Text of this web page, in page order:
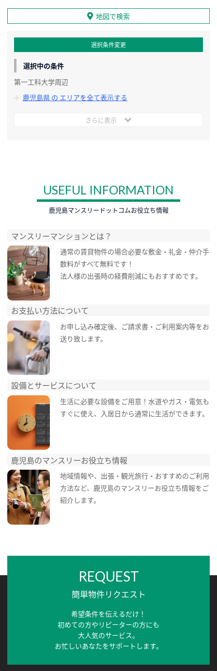
地図で検索
選択条件変更
選択中の条件
第一工科大学周辺
鹿児島県 の エリアを全て表示する
さらに表示
USEFUL INFORMATION
鹿児島マンスリードットコムお役立ち情報
マンスリーマンションとは？
通常の賃貸物件の場合必要な敷金・礼金・仲介手
数料がすべて無料です！
法人様の出張時の経費削減にもおすすめです。
お支払い方法について
お申し込み確定後、ご請求書・ご利用案内等をお
送り致します。
設備とサービスについて
生活に必要な設備をご用意！水道やガス・電気も
すぐに使え、入居日から通常に生活ができます。
鹿児島のマンスリーお役立ち情報
地域情報や、出張・観光旅行・おすすめのご利用
方法など、鹿児島のマンスリーお役立ち情報をご
紹介します。
REQUEST
簡単物件リクエスト
希望条件を伝えるだけ！
初めての方やリピーターの方にも
大人気のサービス。
お忙しいあなたをサポートします。